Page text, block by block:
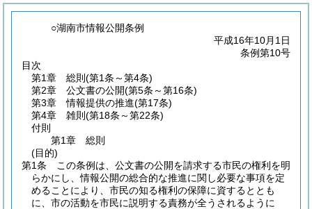
○湖南市情報公開条例
平成16年10月1日
条例第10号
目次
第1章
総則 (第1条～第4条)
第2章
公文書の公開(第5条～第16条)
第3章
情報提供の推進(第17条)
第4章
雑則 (第18条～第22条)
付則
第1章
総則
(目的)
第1条
この条例は、公文書の公開を請求する市民の権利を明
らかにし、情報公開の総合的な推進に関し必要な事項を定
めることにより、市民の知る権利の保障に資するととも
に、市の活動を市民に説明する責務が全うされるように